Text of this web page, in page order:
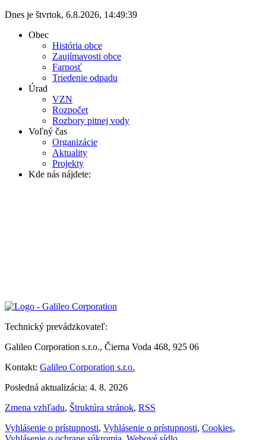
Dnes je štvrtok, 6.8.2026, 14:49:39
Obec
História obce
Zaujímavosti obce
Farnosť
Triedenie odpadu
Úrad
VZN
Rozpočet
Rozbory pitnej vody
Voľný čas
Organizácie
Aktuality
Projekty
Kde nás nájdete:
Technický prevádzkovateľ:
Galileo Corporation s.r.o., Čierna Voda 468, 925 06
Kontakt: Galileo Corporation s.r.o.
Posledná aktualizácia: 4. 8. 2026
Zmena vzhľadu, Štruktúra stránok, RSS
Vyhlásenie o prístupnosti, Vyhlásenie o prístupnosti, Cookies,